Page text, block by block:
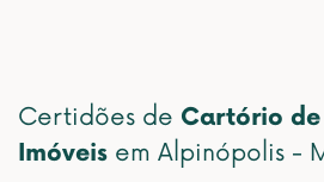
Certidões de Cartório
Imóveis em Alpinópolis -